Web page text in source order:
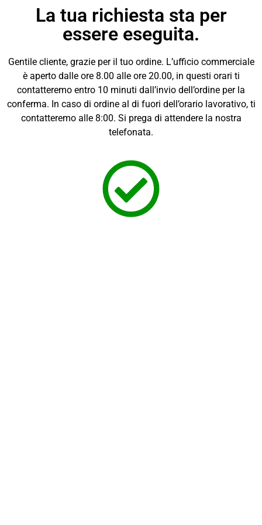
La tua richiesta sta per
essere eseguita.
Gentile cliente, grazie per il tuo ordine. L’ufficio commerciale
è aperto dalle ore 8.00 alle ore 20.00, in questi orari ti
contatteremo entro 10 minuti dall’invio dell’ordine per la
conferma. In caso di ordine al di fuori dell’orario lavorativo, ti
contatteremo alle 8:00. Si prega di attendere la nostra
telefonata.